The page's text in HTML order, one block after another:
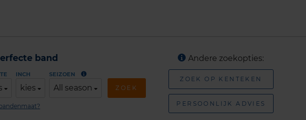
band
INCH
kies
SEIZOEN
All season ZOEK
Andere zoekopties:
ZOEK OP KENTEKEN
PERSOONLIJK ADVIES